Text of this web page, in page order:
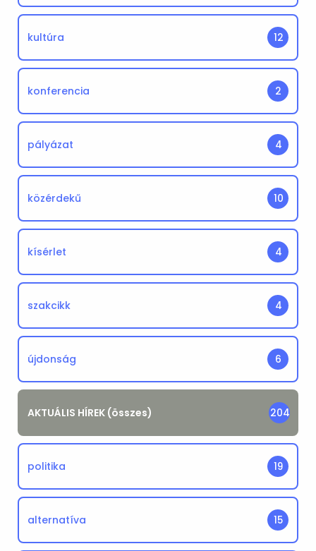
kultúra 12
konferencia 2
pályázat 4
közérdekű 10
kísérlet 4
szakcikk 4
újdonság 6
AKTUÁLIS HÍREK (összes) 204
politika 19
alternatíva 15